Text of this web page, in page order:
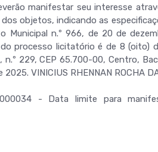
manifestar seu interesse
objetos, indicando as
Municipal n.º 966, de 20 de
processo licitatório é de 8 (oito)
n.º 229, CEP 65.700-00, Centro,
2025. VINICIUS RHENNAN ROCHA
- Data limite para